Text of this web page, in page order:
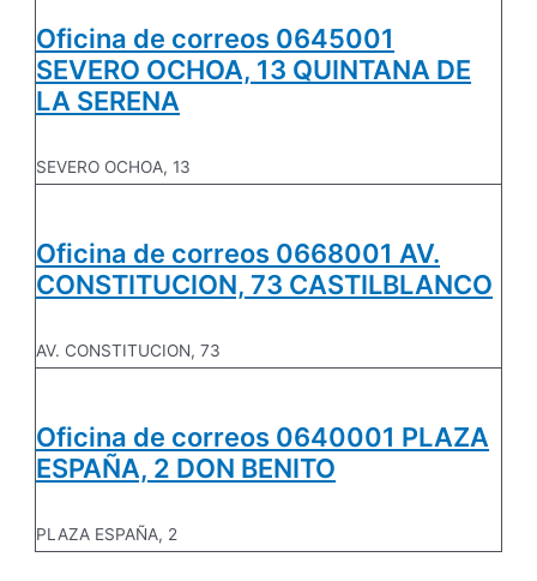
Oficina de correos 0645001
SEVERO OCHOA, 13 QUINTANA DE
LA SERENA
SEVERO OCHOA, 13
Oficina de correos 0668001 AV.
CONSTITUCION, 73 CASTILBLANCO
AV. CONSTITUCION, 73
Oficina de correos 0640001 PLAZA
ESPAÑA, 2 DON BENITO
PLAZA ESPAÑA, 2